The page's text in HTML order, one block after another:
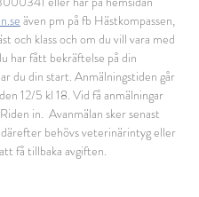
även pm på fb Hästkompassen,
och klass och om du vill vara med
har fått bekräftelse på din
du din start. Anmälningstiden går
12/5 kl 18. Vid få anmälningar
in.  Avanmälan sker senast
behövs veterinärintyg eller
få tillbaka avgiften.